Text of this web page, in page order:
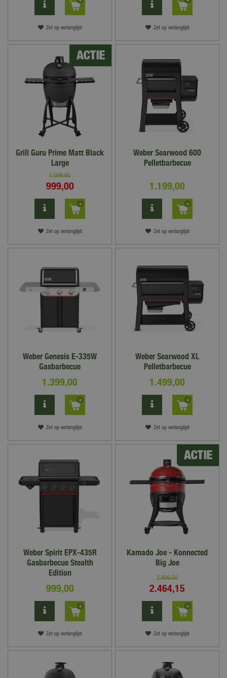
Zet op verlanglijst Zet op verlanglijst
Grill Guru Prime Matt Black
Large
1.099,00
999,00
Zet op verlanglijst
Weber Searwood 600
Pelletbarbecue
1.199,00
Zet op verlanglijst
Weber Genesis E-335W
Gasbarbecue
1.399,00
Zet op verlanglijst
Weber Searwood XL
Pelletbarbecue
1.499,00
Zet op verlanglijst
Weber Spirit EPX-435R
Gasbarbecue Stealth
Edition
999,00
Zet op verlanglijst
Kamado Joe - Konnected
Big Joe
2.899,00
2.464,15
Zet op verlanglijst